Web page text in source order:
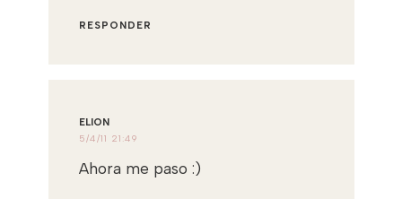
RESPONDER
ELION
5/4/11 21:49
Ahora me paso :)